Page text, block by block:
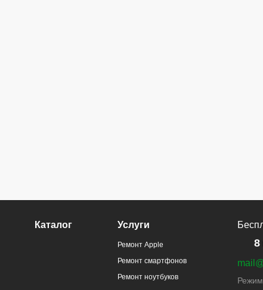
Каталог Услуги
Ремонт Apple
Ремонт смартфонов
Ремонт ноутбуков
8